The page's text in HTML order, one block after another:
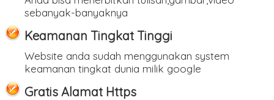
sebanyak-banyaknya
Keamanan Tingkat Tinggi
Website anda sudah menggunakan system
keamanan tingkat dunia milik google
Gratis Alamat Https